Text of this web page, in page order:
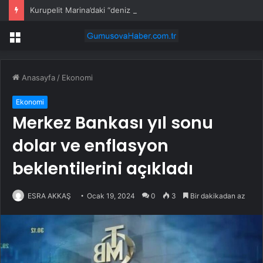
Menü
Anasayfa / Ekonomi
Ekonomi
Merkez Bankası yıl sonu
dolar ve enflasyon
beklentilerini açıkladı
ESRA AKKAŞ Ocak 19, 2024 0 3 Bir dakikadan az